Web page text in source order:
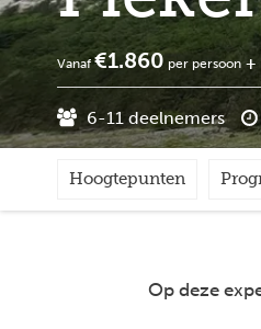
Vanaf€1.860 per persoon +
6-11 deelnemers
Hoogtepunten
Op deze